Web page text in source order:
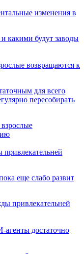
изменения в
возвращаются к
для всего
пересобирать
еще слабо развит
достаточно